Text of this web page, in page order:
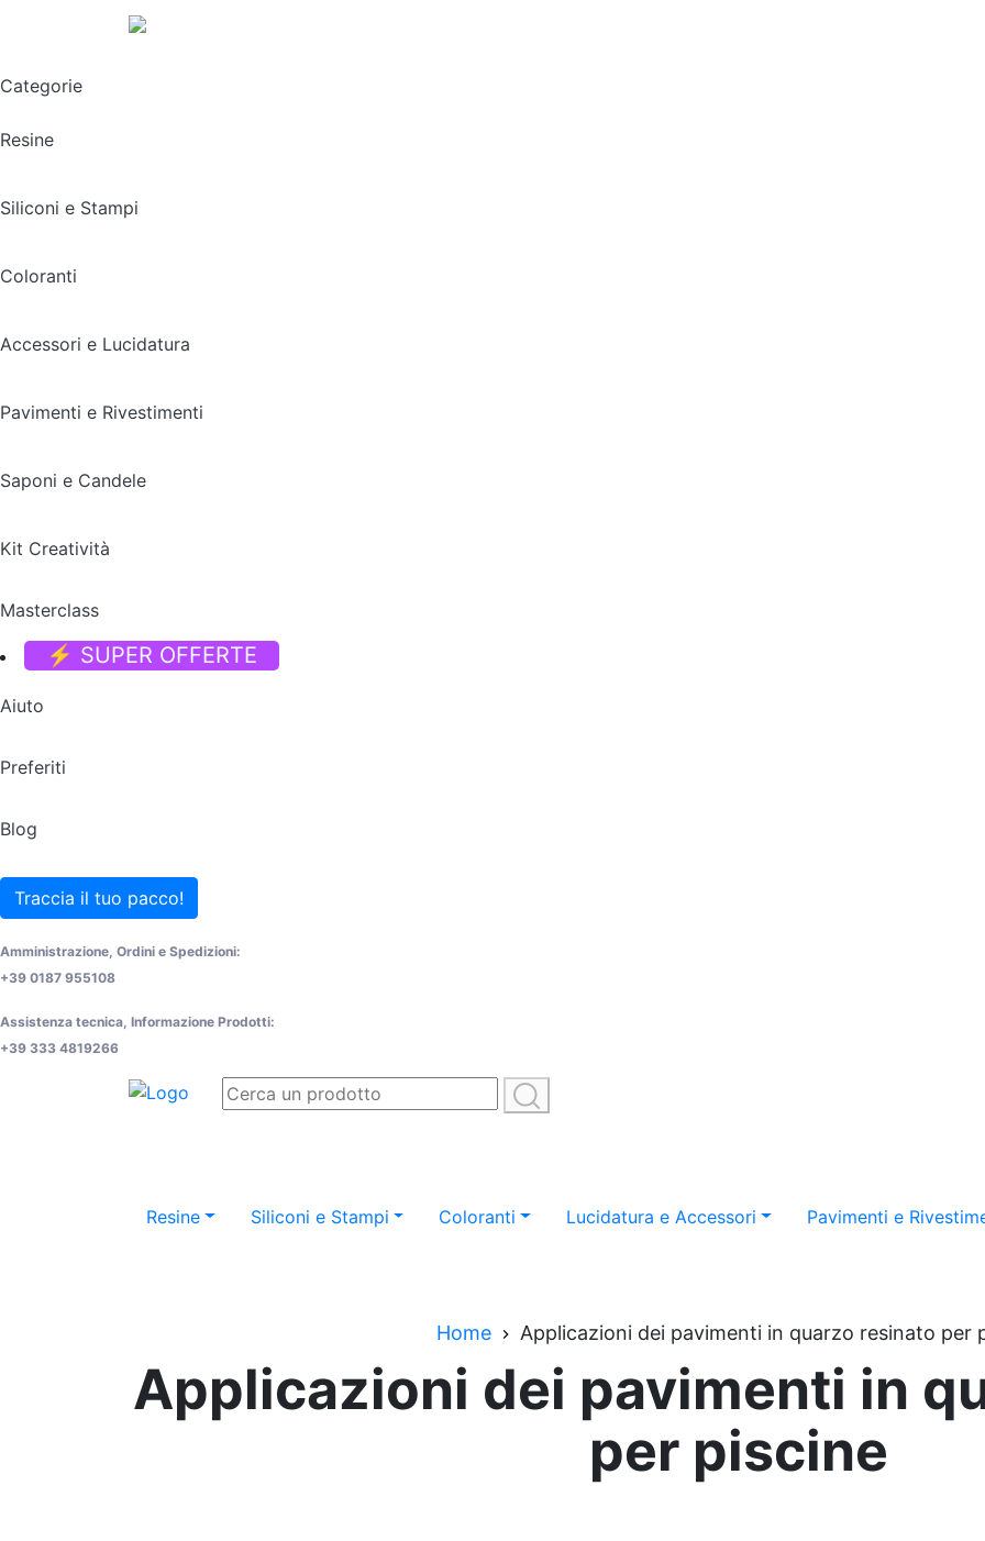
Categorie
Resine
Siliconi e Stampi
Coloranti
Accessori e Lucidatura
Pavimenti e Rivestimenti
Saponi e Candele
Kit Creatività
Masterclass
⚡ SUPER OFFERTE
Aiuto
Preferiti
Blog
Traccia il tuo pacco!
Amministrazione, Ordini e Spedizioni:
+39 0187 955108
Assistenza tecnica, Informazione Prodotti:
+39 333 4819266
Resine Siliconi e Stampi Coloranti Lucidatura e Accessori Pavimenti e
Home Applicazioni dei pavimenti in quarzo resinato per
Applicazioni dei pavimenti in
per piscine